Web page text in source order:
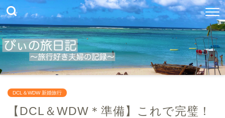
DCL＆WDW 新婚旅行
【DCL＆WDW＊準備】これで完璧！